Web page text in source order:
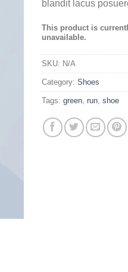
blandit lacus
This product is
unavailable.
SKU: N/A
Category: Shoes
Tags: green, run, shoe